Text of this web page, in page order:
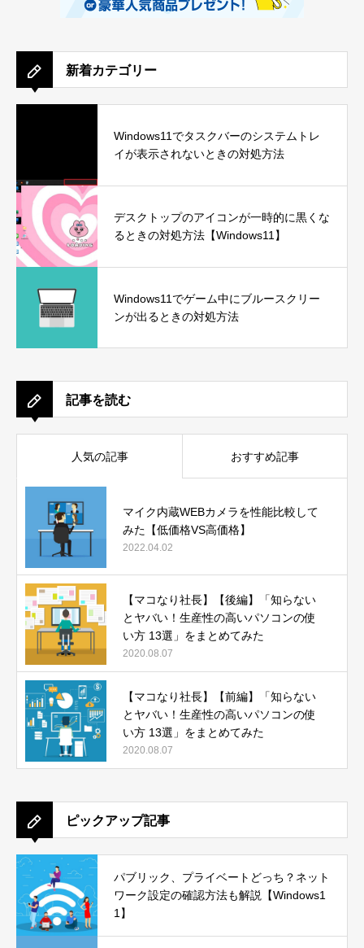
新着カテゴリー
Windows11でタスクバーのシステムトレ
イが表示されないときの対処方法
デスクトップのアイコンが一時的に黒くな
るときの対処方法【Windows11】
Windows11でゲーム中にブルースクリー
ンが出るときの対処方法
記事を読む
人気の記事 おすすめ記事
マイク内蔵WEBカメラを性能比較して
みた【低価格VS高価格】
2022.04.02
【マコなり社長】【後編】「知らない
とヤバい！生産性の高いパソコンの使
い方 13選」をまとめてみた
2020.08.07
【マコなり社長】【前編】「知らない
とヤバい！生産性の高いパソコンの使
い方 13選」をまとめてみた
2020.08.07
ピックアップ記事
パブリック、プライベートどっち？ネット
ワーク設定の確認方法も解説【Windows1
1】